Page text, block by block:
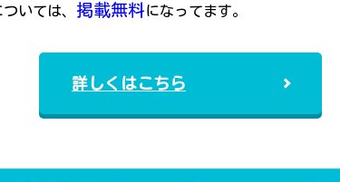
いては、 掲載無料になってます。
詳しくはこちら